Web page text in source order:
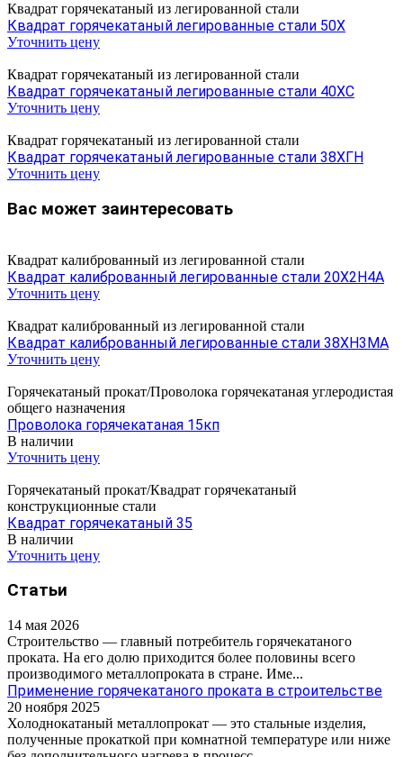
Квадрат горячекатаный из легированной стали
Квадрат горячекатаный легированные стали 50Х
Уточнить цену
Квадрат горячекатаный из легированной стали
Квадрат горячекатаный легированные стали 40ХС
Уточнить цену
Квадрат горячекатаный из легированной стали
Квадрат горячекатаный легированные стали 38ХГН
Уточнить цену
Вас может заинтересовать
Квадрат калиброванный из легированной стали
Квадрат калиброванный легированные стали 20Х2Н4А
Уточнить цену
Квадрат калиброванный из легированной стали
Квадрат калиброванный легированные стали 38ХН3МА
Уточнить цену
Горячекатаный прокат/Проволока горячекатаная углеродистая
общего назначения
Проволока горячекатаная 15кп
В наличии
Уточнить цену
Горячекатаный прокат/Квадрат горячекатаный
конструкционные стали
Квадрат горячекатаный 35
В наличии
Уточнить цену
Статьи
14 мая 2026
Строительство — главный потребитель горячекатаного
проката. На его долю приходится более половины всего
производимого металлопроката в стране. Име...
Применение горячекатаного проката в строительстве
20 ноября 2025
Холоднокатаный металлопрокат — это стальные изделия,
полученные прокаткой при комнатной температуре или ниже